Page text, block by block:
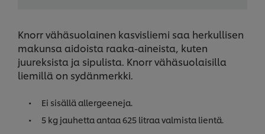
Knorr vähäsuolainen kasvisliemi saa herkullisen
makunsa aidoista raaka-aineista, kuten
juureksista ja sipulista. Knorr vähäsuolaisilla
liemillä on sydänmerkki.
Ei sisällä allergeeneja.
5 kg jauhetta antaa 625 litraa valmista lientä.